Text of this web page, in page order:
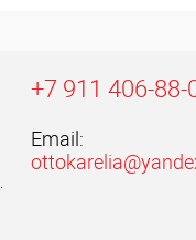
+7 911 406-88-
Email: